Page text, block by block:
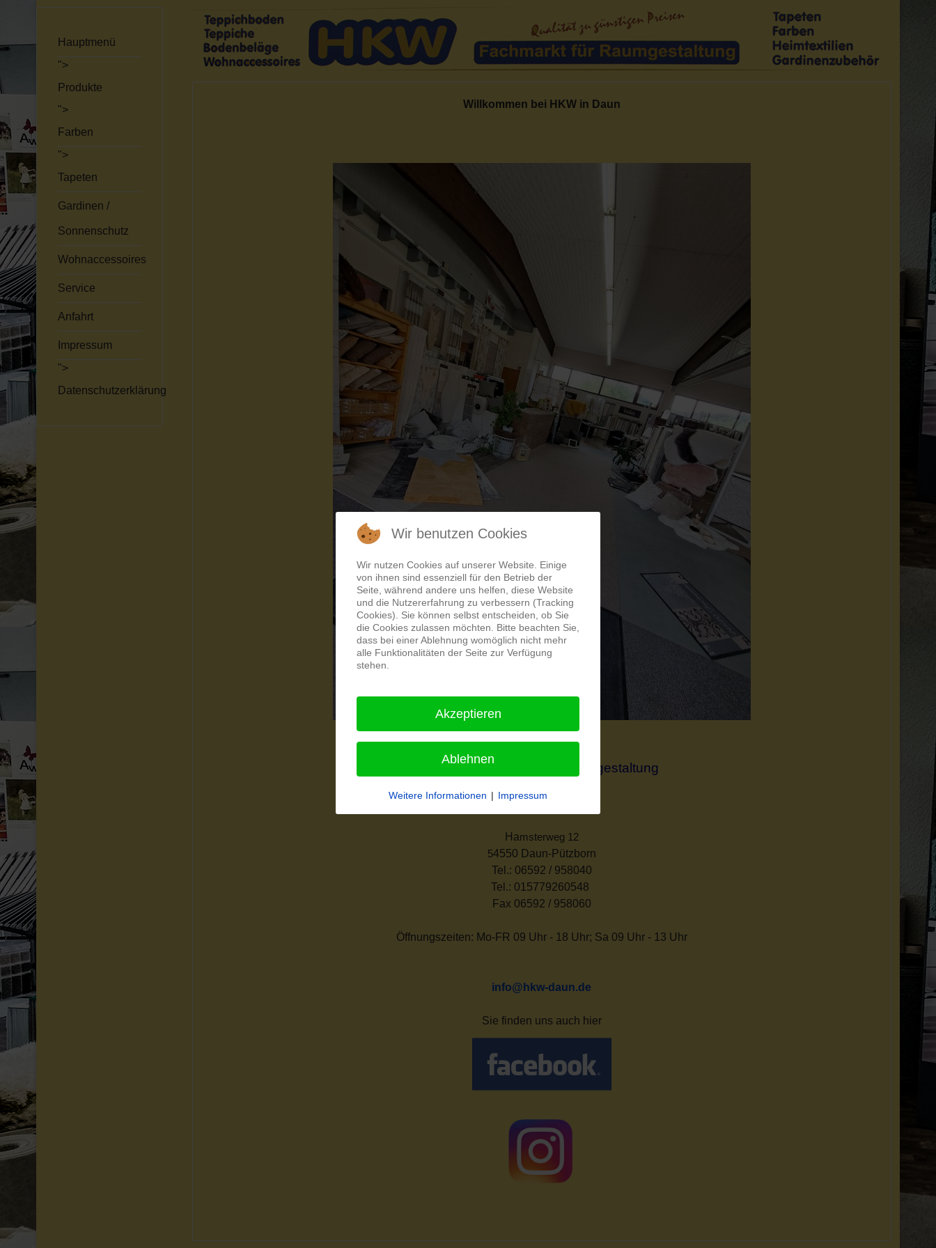
Hauptmenü
">
Produkte
">
Farben
">
Tapeten
Gardinen /
Sonnenschutz
Wohnaccessoires
Service
Anfahrt
Impressum
">
Datenschutzerklärung
Willkommen bei HKW in Daun
KW - Fachmarkt für Raumgestaltung
Meisterbetrieb
Hamsterweg 12
54550 Daun-Pützborn
Tel.: 06592 / 958040
Tel.: 015779260548
Fax 06592 / 958060
Öffnungszeiten: Mo-FR 09 Uhr - 18 Uhr; Sa 09 Uhr - 13 Uhr
info@hkw-daun.de
Sie finden uns auch hier
Wir benutzen Cookies
Wir nutzen Cookies auf unserer Website. Einige
von ihnen sind essenziell für den Betrieb der
Seite, während andere uns helfen, diese Website
und die Nutzererfahrung zu verbessern (Tracking
Cookies). Sie können selbst entscheiden, ob Sie
die Cookies zulassen möchten. Bitte beachten Sie,
dass bei einer Ablehnung womöglich nicht mehr
alle Funktionalitäten der Seite zur Verfügung
stehen.
Akzeptieren
Ablehnen
Weitere Informationen | Impressum